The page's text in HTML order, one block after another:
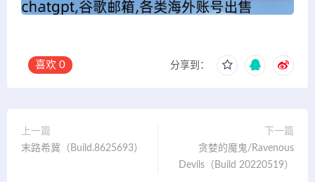
喜欢 0 分享到：
上一篇
末路希冀（Build.8625693）
下一篇
贪婪的魔鬼/Ravenous
Devils（Build 20220519）